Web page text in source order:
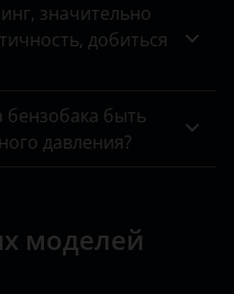
значительно
добиться
бензобака быть
давления?
моделей